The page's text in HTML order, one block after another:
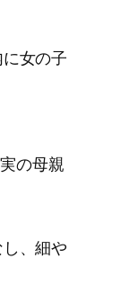
女の子
の母親
、細や